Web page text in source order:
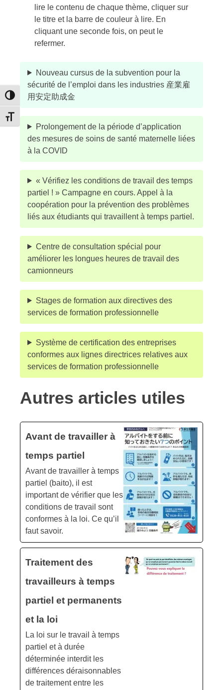
Passer en contraste élevé
Changer la taille de la police
lire le contenu de chaque thème, cliquer sur
le titre et la barre de couleur à lire. En
cliquant une seconde fois, on peut le
refermer.
Nouveau cursus de la subvention pour la
sécurité de l’emploi dans les industries 産業雇
用安定助成金
Prolongement de la période d’application
des mesures de soins de santé maternelle liées
à la COVID
« Vérifiez les conditions de travail des temps
partiel ! » Campagne en cours. Appel à la
coopération pour la prévention des problèmes
liés aux étudiants qui travaillent à temps partiel.
Centre de consultation spécial pour
améliorer les longues heures de travail des
camionneurs
Stages de formation aux directives des
services de formation professionnelle
Système de certification des entreprises
conformes aux lignes directrices relatives aux
services de formation professionnelle
Autres articles utiles
Avant de travailler à
temps partiel
Avant de travailler à temps
partiel (baito), il est
important de vérifier que les
conditions de travail sont
conformes à la loi. Ce qu’il
faut savoir.
Traitement des
travailleurs à temps
partiel et permanents
et la loi
La loi sur le travail à temps
partiel et à durée
déterminée interdit les
différences déraisonnables
de traitement entre les